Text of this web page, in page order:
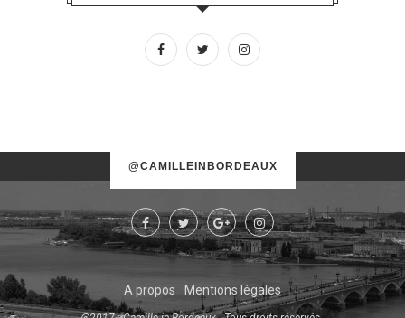
@CAMILLEINBORDEAUX
Try some other hashtag or username
A propos Mentions légales